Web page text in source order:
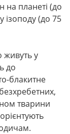
планеті (до
ізоподу (до 75
живуть у
до
блакитне
тварини